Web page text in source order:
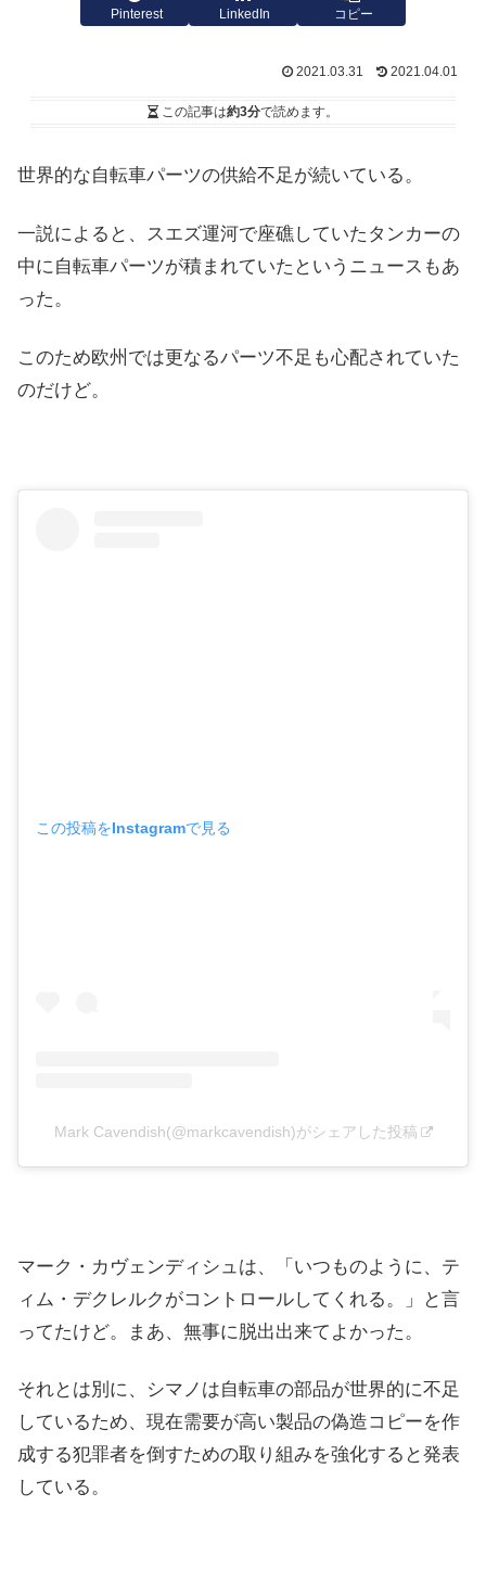
Pinterest LinkedIn コピー
2021.03.31 2021.04.01
この記事は約3分で読めます。
世界的な自転車パーツの供給不足が続いている。
一説によると、スエズ運河で座礁していたタンカーの
中に自転車パーツが積まれていたというニュースもあ
った。
このため欧州では更なるパーツ不足も心配されていた
のだけど。
この投稿をInstagramで見る
Mark Cavendish(@markcavendish)がシェアした投稿
マーク・カヴェンディシュは、「いつものように、テ
ィム・デクレルクがコントロールしてくれる。」と言
ってたけど。まあ、無事に脱出出来てよかった。
それとは別に、シマノは自転車の部品が世界的に不足
しているため、現在需要が高い製品の偽造コピーを作
成する犯罪者を倒すための取り組みを強化すると発表
している。